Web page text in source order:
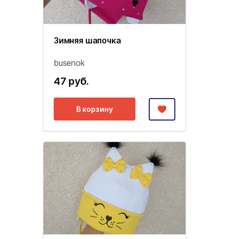
Зимняя шапочка
busenok
47 руб.
В корзину